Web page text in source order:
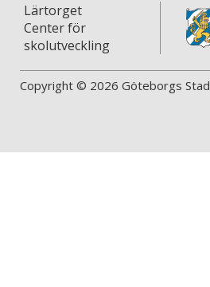
Lärtorget
Center för
skolutveckling
Copyright © 2026 Göteborgs Stad